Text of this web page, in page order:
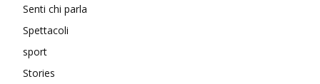
Senti chi parla
Spettacoli
sport
Stories